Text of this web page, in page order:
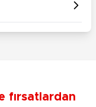
fırsatlardan